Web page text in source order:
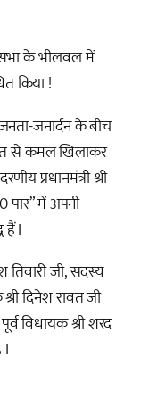
के भीलवल में
किया !
जनार्दन के बीच
से कमल खिलाकर
प्रधानमंत्री श्री
पार” में अपनी
हैं I
तिवारी जी, सदस्य
दिनेश रावत जी
विधायक श्री शरद
I